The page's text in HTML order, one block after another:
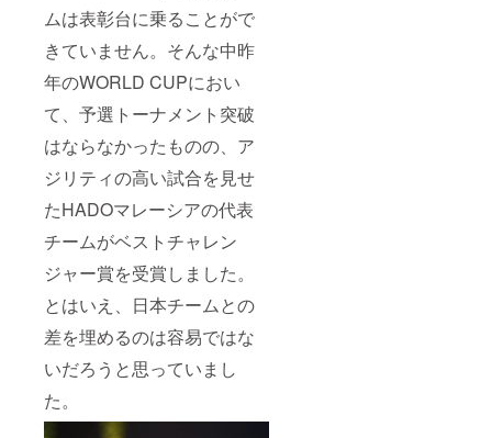
ムは表彰台に乗ることがで
きていません。そんな中昨
年のWORLD CUPにおい
て、予選トーナメント突破
はならなかったものの、ア
ジリティの高い試合を見せ
たHADOマレーシアの代表
チームがベストチャレン
ジャー賞を受賞しました。
とはいえ、日本チームとの
差を埋めるのは容易ではな
いだろうと思っていまし
た。